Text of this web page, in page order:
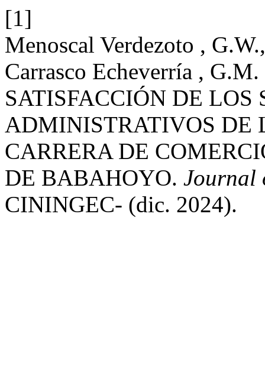
[1]
Menoscal Verdezoto ,
Carrasco Echeverría ,
SATISFACCIÓN DE LOS
ADMINISTRATIVOS DE
CARRERA DE
DE BABAHOYO. Journal
CININGEC- (dic. 2024).